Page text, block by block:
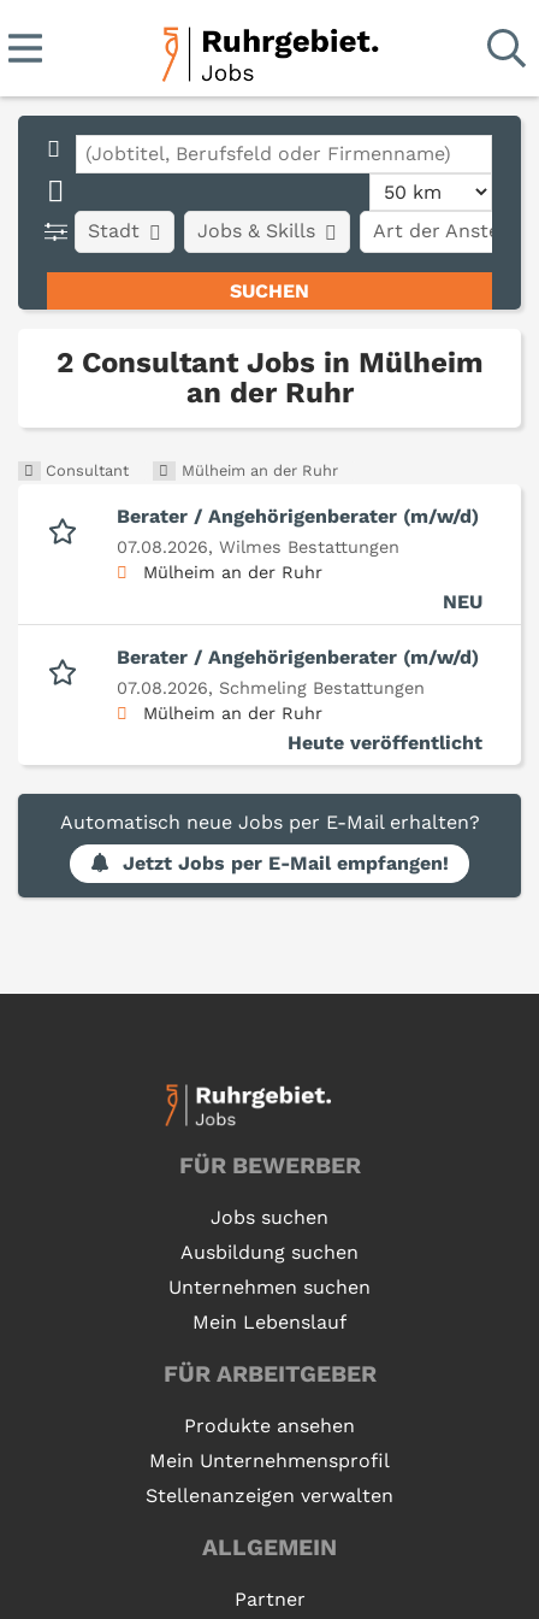
Stadt Art der
Jobs & Skills
2 Consultant Jobs in Mülheim
an der Ruhr
Consultant Mülheim an der Ruhr
Berater / Angehörigenberater (m/w/d)
07.08.2026, Wilmes Bestattungen
Mülheim an der Ruhr
NEU
Berater / Angehörigenberater (m/w/d)
07.08.2026, Schmeling Bestattungen
Mülheim an der Ruhr
Heute veröffentlicht
Automatisch neue Jobs per E-Mail erhalten?
Jetzt Jobs per E-Mail empfangen!
FÜR BEWERBER
Jobs suchen
Ausbildung suchen
Unternehmen suchen
Mein Lebenslauf
FÜR ARBEITGEBER
Produkte ansehen
Mein Unternehmensprofil
Stellenanzeigen verwalten
ALLGEMEIN
Partner